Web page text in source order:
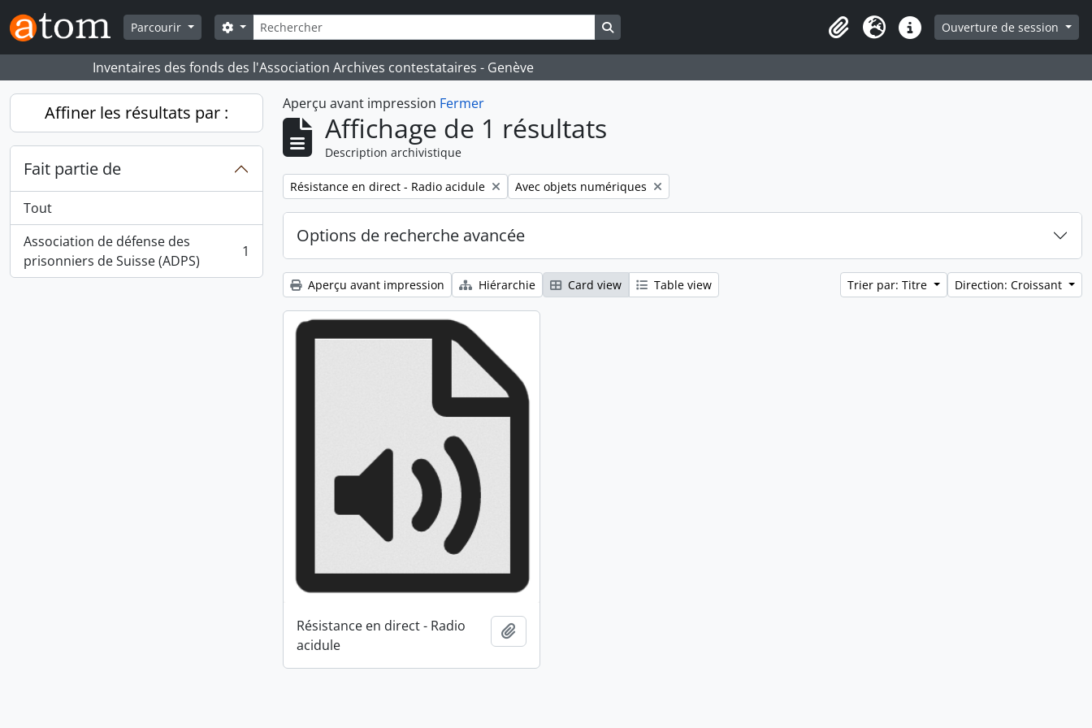
Skip to main content
Parcourir
Rechercher
Search options
Presse-papier
LangueLiens rapidesOuverture de session
Inventaires des fonds des l'Association Archives contestataires - Genève
Affiner les résultats par :
Fait partie de
Tout
Association de défense des
prisonniers de Suisse (ADPS)
, 1 résultats 1
Aperçu avant impression Fermer
Affichage de 1 résultats
Description archivistique
Remove filter:
Résistance en direct - Radio acidule Remove filter:
Avec objets numériques
Options de recherche avancée
Aperçu avant impression Hiérarchie Card view Table view Trier par: Titre Direction: Croissant
Résistance en direct - Radio
acidule